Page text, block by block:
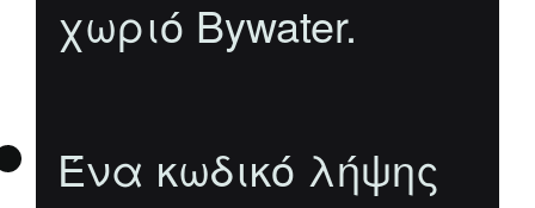
χωριό Bywater.
Ένα κωδικό λήψης